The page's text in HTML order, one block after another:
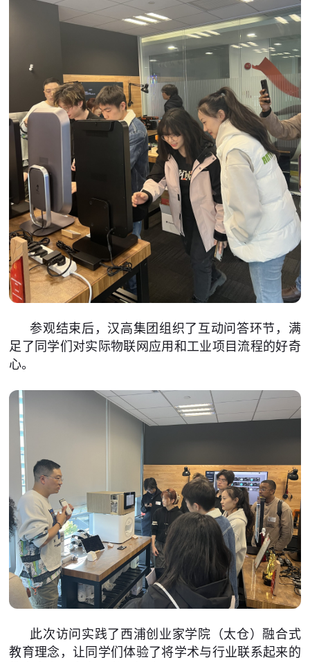
参观结束后，汉高集团组织了互动问答环节，满
足了同学们对实际物联网应用和工业项目流程的好奇
心。
此次访问实践了西浦创业家学院（太仓）融合式
教育理念，让同学们体验了将学术与行业联系起来的